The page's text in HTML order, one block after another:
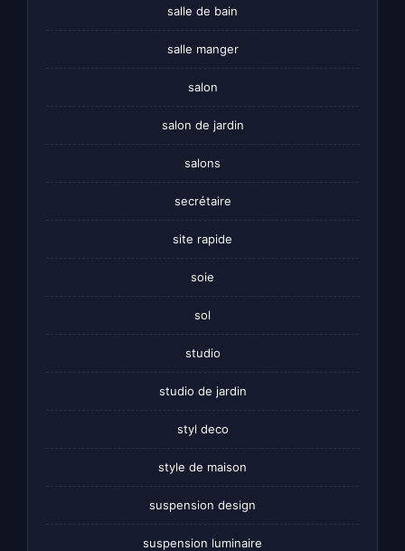
salle de bain
salle manger
salon
salon de jardin
salons
secrétaire
site rapide
soie
sol
studio
studio de jardin
styl deco
style de maison
suspension design
suspension luminaire